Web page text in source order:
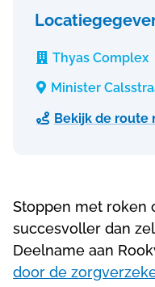
 Thyas Complex
 Minister
 Bekijk de route
Stoppen met roken
succesvoller dan
Deelname aan
door de